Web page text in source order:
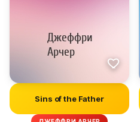
Sins of the Father